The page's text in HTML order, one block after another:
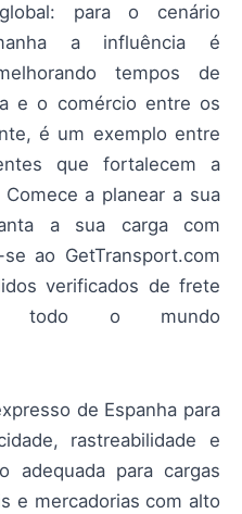
para o cenário
a influência é
tempos de
e o comércio entre os
é um exemplo entre
que fortalecem a
a planear a sua
a sua carga com
ao GetTransport.com
verificados de frete
todo o mundo
de Espanha para
rastreabilidade e
adequada para cargas
e mercadorias com alto